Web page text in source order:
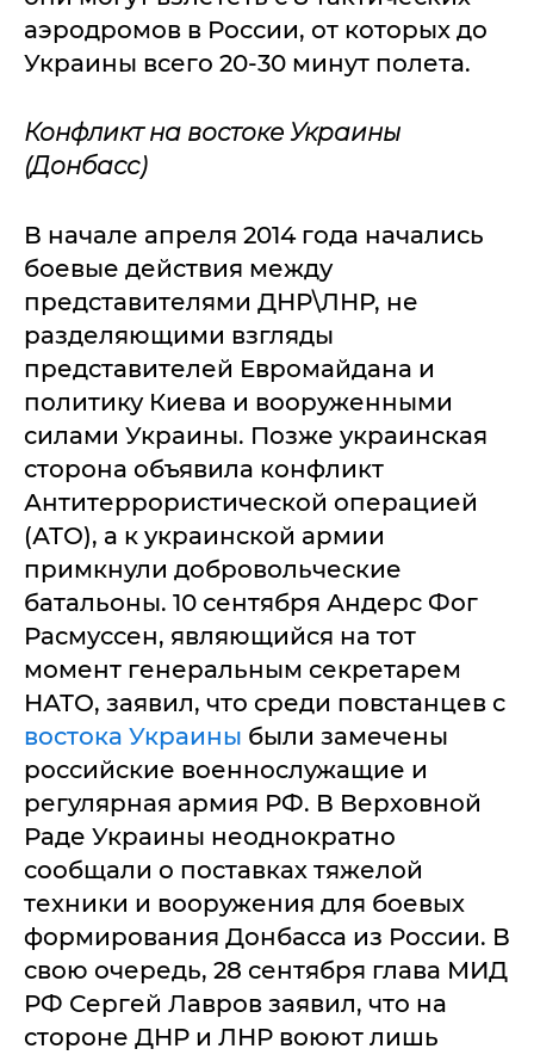
аэродромов в России, от которых до
Украины всего 20-30 минут полета.
Конфликт на востоке Украины
(Донбасс)
В начале апреля 2014 года начались
боевые действия между
представителями ДНР\ЛНР, не
разделяющими взгляды
представителей Евромайдана и
политику Киева и вооруженными
силами Украины. Позже украинская
сторона объявила конфликт
Антитеррористической операцией
(АТО), а к украинской армии
примкнули добровольческие
батальоны. 10 сентября Андерс Фог
Расмуссен, являющийся на тот
момент генеральным секретарем
НАТО, заявил, что среди повстанцев с
востока Украины были замечены
российские военнослужащие и
регулярная армия РФ. В Верховной
Раде Украины неоднократно
сообщали о поставках тяжелой
техники и вооружения для боевых
формирования Донбасса из России. В
свою очередь, 28 сентября глава МИД
РФ Сергей Лавров заявил, что на
стороне ДНР и ЛНР воюют лишь